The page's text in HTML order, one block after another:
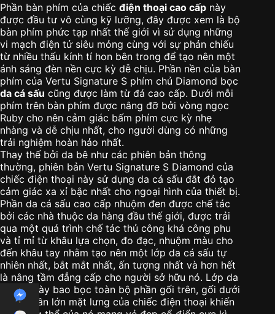
Phần bàn phím của chiếc điện thoại cao cấp này
được đầu tư vô cùng kỹ lưỡng, đây được xem là bộ
bàn phím phức tạp nhất thế giới vì sử dụng những
vi mạch điện tử siêu mỏng cùng với sự phản chiếu
từ nhiều thấu kính tí hon bên trong để tạo nên một
ánh sáng đèn nền cực kỳ dễ chịu. Phần nền của bàn
phím của Vertu Signature S phím chủ Diamond bọc
da cá sấu cũng được làm từ đá cao cấp. Dưới mỗi
phím trên bàn phím được nâng đỡ bởi vòng ngọc
Ruby cho nên cảm giác bấm phím cực kỳ nhẹ
nhàng và dễ chịu nhất, cho người dùng có những
trải nghiệm hoàn hảo nhất.
Thay thế bởi da bê như các phiên bản thông
thường, phiên bản Vertu Signature S Diamond của
chiếc điện thoại này sử dụng da cá sấu đắt đỏ tạo
cảm giác xa xỉ bậc nhất cho ngoại hình của thiết bị.
Phần da cá sấu cao cấp nhuộm đen được chế tác
bởi các nhà thuộc da hàng đầu thế giới, được trải
qua một quá trình chế tác thủ công khá công phu
và tỉ mỉ từ khâu lựa chọn, đo đạc, nhuộm màu cho
đến khâu tay nhằm tạo nên một lớp da cá sấu tự
nhiên nhất, bắt mắt nhất, ấn tượng nhất và hơn hết
là nâng tầm đẳng cấp cho người sở hữu nó. Lớp da
cá sấu này bao bọc toàn bộ phần gối trên, gối dưới
cùng phần lớn mặt lưng của chiếc điện thoại khiến